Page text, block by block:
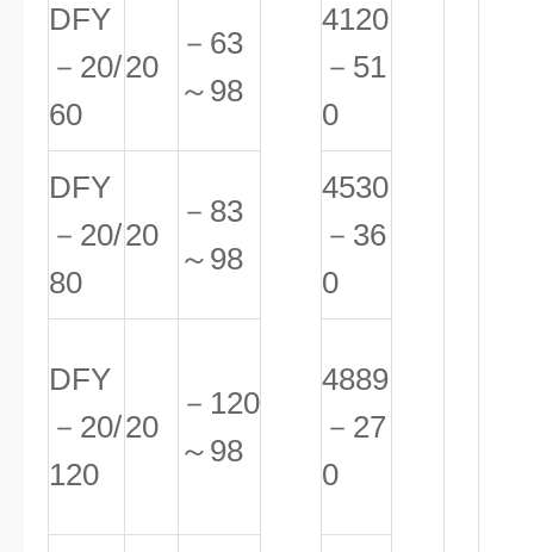
DFY
－20/
60
20
－63
～98
4120
－51
0
DFY
－20/
80
20
－83
～98
4530
－36
0
DFY
－20/
120
20
－120
～98
4889
－27
0